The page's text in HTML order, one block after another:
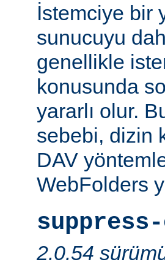
İstemciye bir
sunucuyu
genellikle
konusunda
yararlı olur.
sebebi, dizin
DAV
WebFolders
2.0.54